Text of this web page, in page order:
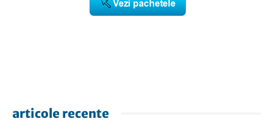
articole recente